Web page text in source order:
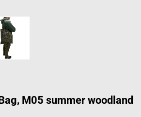
M05 summer woodland